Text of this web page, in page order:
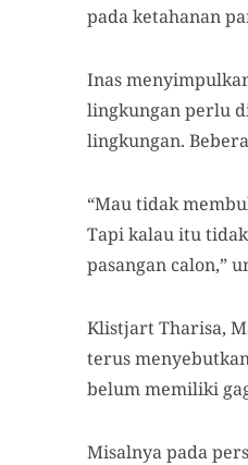
pada ketahanan
Inas
lingkungan perlu
lingkungan.
“Mau tidak
Tapi kalau itu
pasangan calon,”
Klistjart Tharisa,
terus
belum memiliki
Misalnya pada